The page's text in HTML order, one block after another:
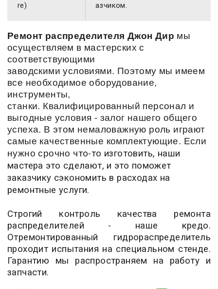
re)
азчиком.
Ремонт распределителя Джон Дир мы
осуществляем в мастерских с
соответствующими
заводскими условиями. Поэтому мы имеем
все необходимое оборудование,
инструменты,
станки. Квалифицированный персонал и
выгодные условия - залог нашего общего
успеха. В этом немаловажную роль играют
самые качественные комплектующие. Если
нужно срочно что-то изготовить, наши
мастера это сделают, и это поможет
заказчику сэкономить в расходах на
ремонтные услуги.
Строгий контроль качества ремонта
распределителей - наше кредо.
Отремонтированный гидрораспределитель
проходит испытания на специальном стенде.
Гарантию мы распространяем на работу и
запчасти.